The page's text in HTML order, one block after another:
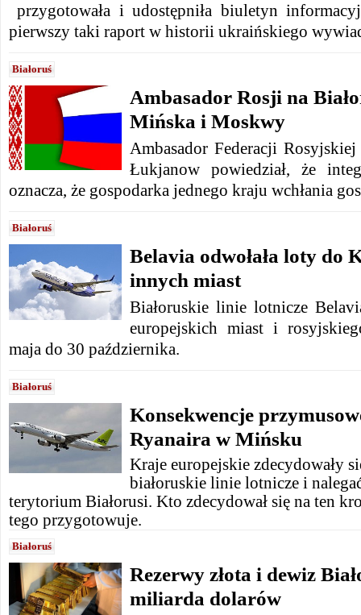
przygotowała i udostępniła biuletyn
pierwszy taki raport w historii ukraińskiego
Białoruś
Ambasador Rosji na
Mińska i Moskwy
Ambasador Federacji
Łukjanow powiedział, że
oznacza, że ​​gospodarka jednego kraju wchłania
Białoruś
Belavia odwołała loty do
innych miast
Białoruskie linie lotnicze
europejskich miast i
maja do 30 października.
Białoruś
Konsekwencje
Ryanaira w Mińsku
Kraje europejskie zdecydowały
białoruskie linie lotnicze i
terytorium Białorusi. Kto zdecydował się na ten
tego przygotowuje.
Białoruś
Rezerwy złota i dewiz
miliarda dolarów